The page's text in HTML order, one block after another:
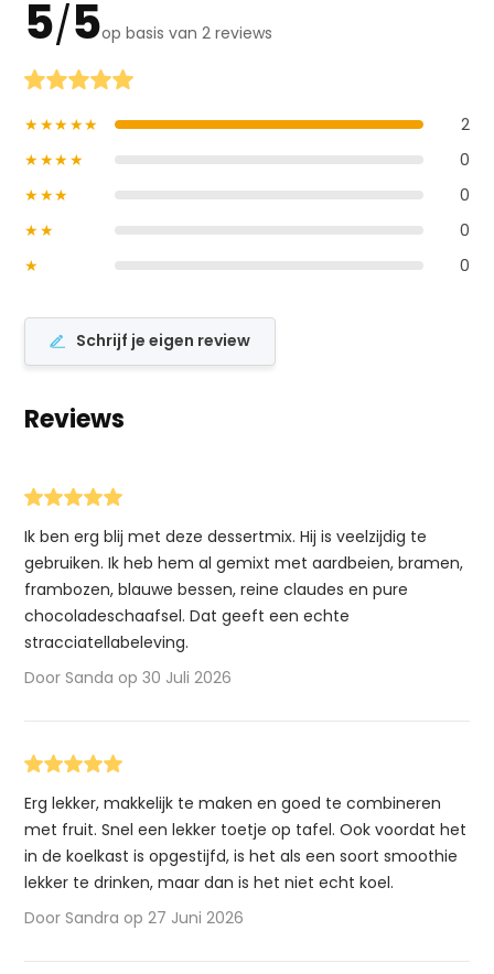
5/5op basis van 2 reviews
★★★★★
2
★★★★
0
★★★
0
★★
0
★
0
Schrijf je eigen review
Reviews
Ik ben erg blij met deze dessertmix. Hij is veelzijdig te
gebruiken. Ik heb hem al gemixt met aardbeien, bramen,
frambozen, blauwe bessen, reine claudes en pure
chocoladeschaafsel. Dat geeft een echte
stracciatellabeleving.
Door Sanda op 30 Juli 2026
Erg lekker, makkelijk te maken en goed te combineren
met fruit. Snel een lekker toetje op tafel. Ook voordat het
in de koelkast is opgestijfd, is het als een soort smoothie
lekker te drinken, maar dan is het niet echt koel.
Door Sandra op 27 Juni 2026